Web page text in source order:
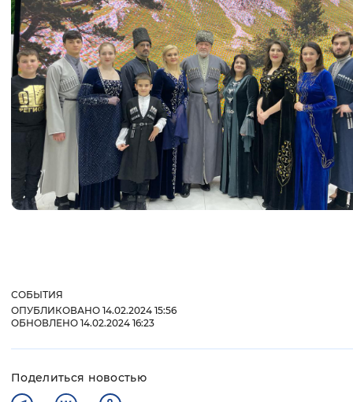
СОБЫТИЯ
ОПУБЛИКОВАНО 14.02.2024 15:56
ОБНОВЛЕНО 14.02.2024 16:23
Поделиться новостью